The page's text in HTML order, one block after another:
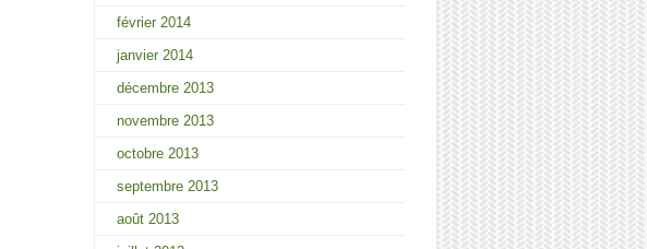
février 2014
janvier 2014
décembre 2013
novembre 2013
octobre 2013
septembre 2013
août 2013